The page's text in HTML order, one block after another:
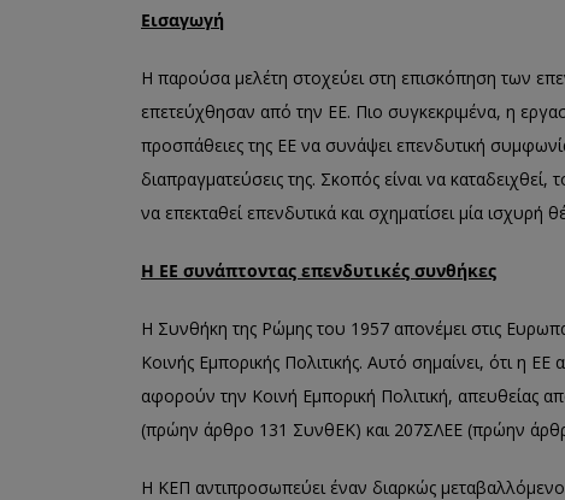
Εισαγωγή
Η παρούσα μελέτη στοχεύει στη επισκόπηση των
επετεύχθησαν από την ΕΕ. Πιο συγκεκριμένα, η
προσπάθειες της ΕΕ να συνάψει επενδυτική
διαπραγματεύσεις της. Σκοπός είναι να
να επεκταθεί επενδυτικά και σχηματίσει μία
Η ΕΕ συνάπτοντας επενδυτικές συνθήκες
Η Συνθήκη της Ρώμης του 1957 απονέμει στις
Κοινής Εμπορικής Πολιτικής. Αυτό σημαίνει, ότι η
αφορούν την Κοινή Εμπορική Πολιτική, απευθείας
(πρώην άρθρο 131 ΣυνθΕΚ) και 207ΣΛΕΕ (πρώην
Η ΚΕΠ αντιπροσωπεύει έναν διαρκώς